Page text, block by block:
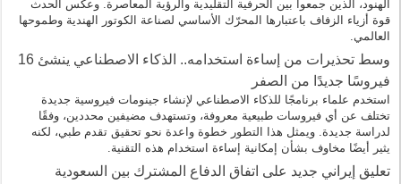
الهنود، الذين جمعوا بين الحرفية التقليدية والرؤية المعاصرة. وعكس الحدث
قوة أزياء الزفاف باعتبارها المحرّك الأساسي لصناعة الكوتور الهندية وطموحها
العالمي.
وسط تحذيرات من إساءة استخدامه.. الذكاء الاصطناعي ينشئ 16
فيروسًا جديدًا من الصفر
استخدم علماء برنامجًا للذكاء الاصطناعي لإنشاء جينومات فيروسية جديدة
تختلف عن أي فيروسات طبيعية معروفة، وتستهدف مضيفين محددين، وفقًا
لدراسة جديدة. ويمثل هذا التطور خطوة واعدة نحو تحقيق تقدم طبي، لكنه
يثير أيضًا مخاوف بشأن إمكانية إساءة استخدام هذه التقنية.
تعليق إيراني جديد على اتفاق الدفاع المشترك بين السعودية